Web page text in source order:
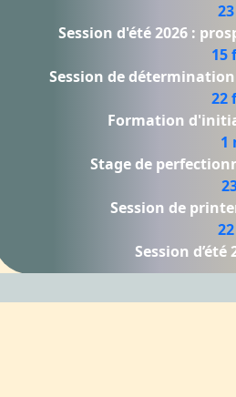
Session d'été 2026 :
15
Session de
22
Formation
1
Stage de
Session de
Session d’été